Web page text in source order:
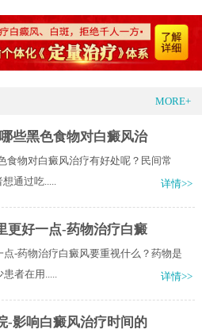
MORE+
些黑色食物对白癜风治
食物对白癜风治疗有好处呢？民间常
通过吃.....
详情>>
更好一点-药物治疗白癜
-药物治疗白癜风要重视什么？药物是
者在用.....
详情>>
-影响白癜风治疗时间的